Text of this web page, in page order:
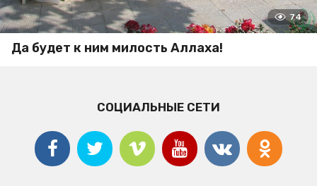
74
Да будет к ним милость Аллаха!
СОЦИАЛЬНЫЕ СЕТИ